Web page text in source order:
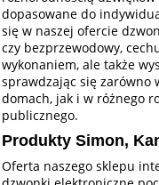
dopasowane do
się w naszej ofercie
czy bezprzewodowy,
wykonaniem, ale także
sprawdzając się zarówno
domach, jak i w różnego
publicznego.
Produkty Simon,
Oferta naszego sklepu